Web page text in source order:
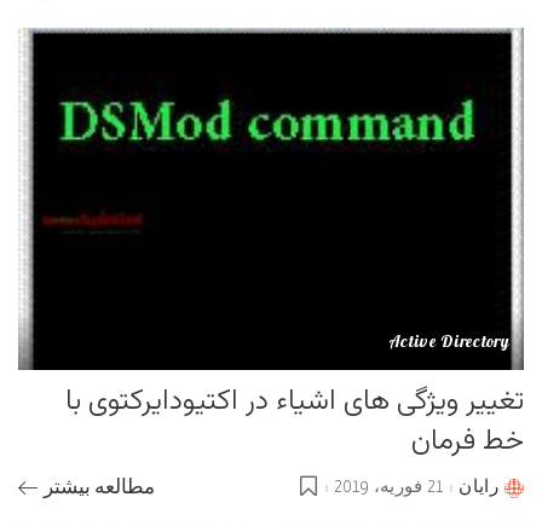
Active Directory
تغییر ویژگی های اشیاء در اکتیودایرکتوی با
خط فرمان
Postedرایان 21 فوریه، 2019 مطالعه بیشتر